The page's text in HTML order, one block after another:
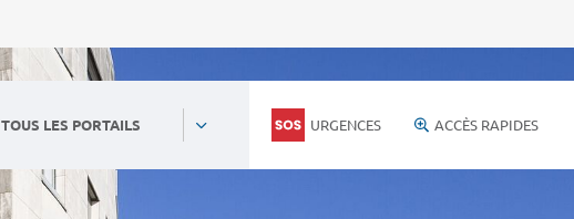
TOUS LES PORTAILS URGENCES ACCÈS RAPIDES